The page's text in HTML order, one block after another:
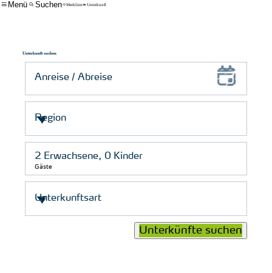
Menü Suchen Merkliste Unterkunft
Unterkunft suchen
Gäste
Unterkünfte suchen